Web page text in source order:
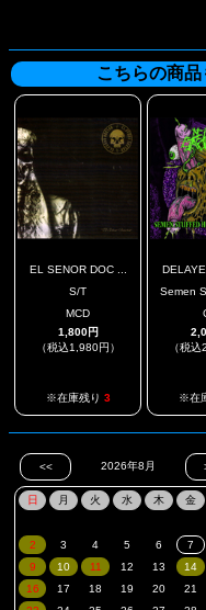
こちらの商
EL SENOR DOC ...
S/T
MCD
1,800円
（税込1,980円）
※在庫残り 3
Semen
（税込
※在